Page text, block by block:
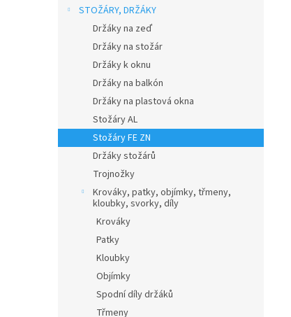
STOŽÁRY, DRŽÁKY
Držáky na zeď
Držáky na stožár
Držáky k oknu
Držáky na balkón
Držáky na plastová okna
Stožáry AL
Stožáry FE ZN
Držáky stožárů
Trojnožky
Krováky, patky, objímky, třmeny,
kloubky, svorky, díly
Krováky
Patky
Kloubky
Objímky
Spodní díly držáků
Třmeny